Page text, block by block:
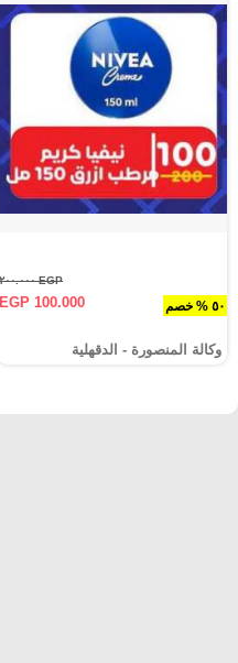
٥٠ % خصم
EGP ٢٠٠.٠٠٠
EGP 100.000
وكالة المنصورة - الدقهلية‎